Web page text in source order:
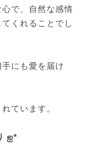
で、自然な感情
くれることでし
にも愛を届け
ています。
ஐ*